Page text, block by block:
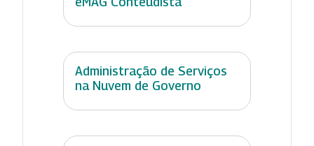
Administração de Serviços
na Nuvem de Governo